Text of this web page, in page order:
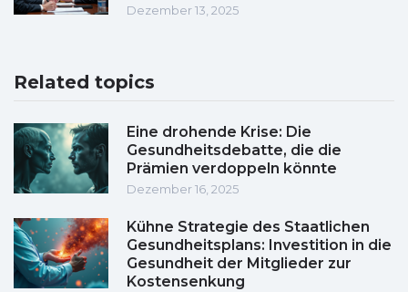
Dezember 13, 2025
Related topics
Eine drohende Krise: Die
Gesundheitsdebatte, die die
Prämien verdoppeln könnte
Dezember 16, 2025
Kühne Strategie des Staatlichen
Gesundheitsplans: Investition in die
Gesundheit der Mitglieder zur
Kostensenkung